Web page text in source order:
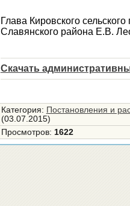
Глава Кировского
Славянского района Е.В.
Скачать
Категория: Постановления и
(03.07.2015)
Просмотров: 1622